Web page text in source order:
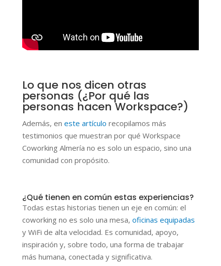
Lo que nos dicen otras
personas (¿Por qué las
personas hacen Workspace?)
Además, en este artículo recopilamos más
testimonios que muestran por qué Workspace
Coworking Almería no es solo un espacio, sino una
comunidad con propósito.
¿Qué tienen en común estas experiencias?
Todas estas historias tienen un eje en común: el
coworking no es solo una mesa, oficinas equipadas
y WiFi de alta velocidad. Es comunidad, apoyo,
inspiración y, sobre todo, una forma de trabajar
más humana, conectada y significativa.